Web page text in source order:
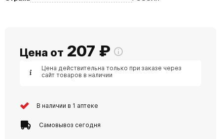
Цена от 207 ₽
Цена действительна только при заказе через
сайт товаров в наличии
В наличии в 1 аптеке
Самовывоз сегодня